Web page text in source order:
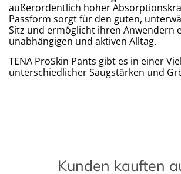
außerordentlich hoher
Passform sorgt für den guten,
Sitz und ermöglicht ihren Anwendern
unabhängigen und aktiven Alltag.
TENA ProSkin Pants gibt es in einer
unterschiedlicher Saugstärken und
Kunden kauften